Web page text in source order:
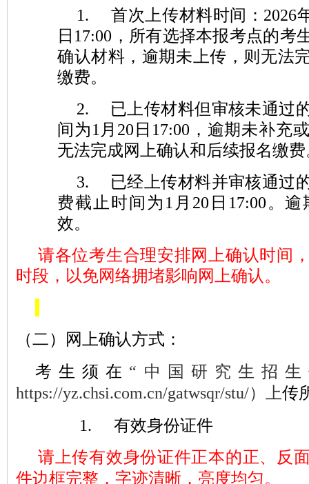
1.
首次上传材料时间：2026
日 17:00 ，所有选择本报考点的考
确认材料，逾期未上传，则无法
缴费。
2.
已上传材料但审核未通过
间为1月20日17:00，逾期未补充
无法完成网上确认和后续报名缴费
3.
已经上传材料并审核通过
费截止时间为 1 月 20 日 17:00。逾
效。
请各位考生合理安排网上确认时间
时段，以免网络拥堵影响网上确认。
（二）
网上确认方式：
考生须在 “中国研究生招
https://yz.chsi.com.cn/gatwsqr/stu/） 上传
1.
有效身份证件
请上传有效身份证件正本的正、反
件边框完整，字迹清晰，亮度均匀。